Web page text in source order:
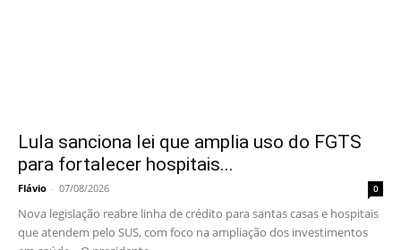
Lula sanciona lei que amplia uso do FGTS
para fortalecer hospitais...
Flávio - 07/08/2026 0
Nova legislação reabre linha de crédito para santas casas e hospitais
que atendem pelo SUS, com foco na ampliação dos investimentos